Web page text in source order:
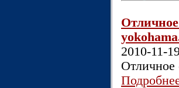
2010-11-
Отличное